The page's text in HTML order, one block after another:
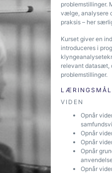
problemstillinger.
vælge, analysere
praksis – her
Kurset giver en
introduceres i
relevant datasæt,
problemstillinger.
LÆRINGSMÅL
VIDEN
Opnår
Opnår
Opnår
Opnår
Opnår